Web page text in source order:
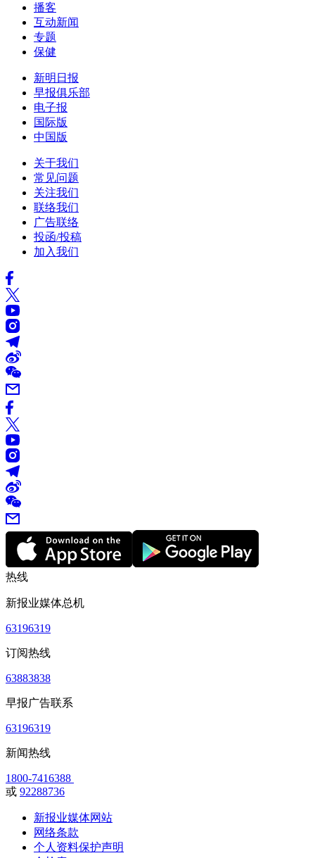
播客
互动新闻
专题
保健
新明日报
早报俱乐部
电子报
国际版
中国版
关于我们
常见问题
关注我们
联络我们
广告联络
投函/投稿
加入我们
热线
新报业媒体总机
63196319
订阅热线
63883838
早报广告联系
63196319
新闻热线
1800-7416388
或 92288736
新报业媒体网站
网络条款
个人资料保护声明